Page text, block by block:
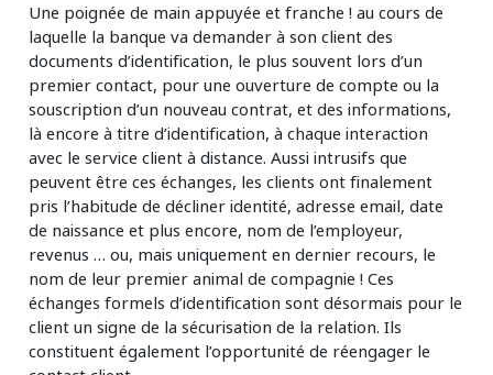
Une poignée de main appuyée et franche ! au cours de
laquelle la banque va demander à son client des
documents d’identification, le plus souvent lors d’un
premier contact, pour une ouverture de compte ou la
souscription d’un nouveau contrat, et des informations,
là encore à titre d’identification, à chaque interaction
avec le service client à distance. Aussi intrusifs que
peuvent être ces échanges, les clients ont finalement
pris l’habitude de décliner identité, adresse email, date
de naissance et plus encore, nom de l’employeur,
revenus … ou, mais uniquement en dernier recours, le
nom de leur premier animal de compagnie ! Ces
échanges formels d’identification sont désormais pour le
client un signe de la sécurisation de la relation. Ils
constituent également l’opportunité de réengager le